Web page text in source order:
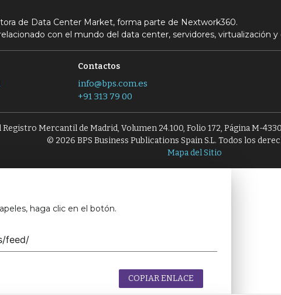
de Data Center Market, forma parte de Nextwork360.
con el mundo del data center, servidores, virtualización
Contactos
info@bps.com.es
+91 313 79 00
Registro Mercantil de Madrid, Volumen 24.100, Folio 172, Página M-
© 2026 BPS Business Publications Spain S.L. Todos los
Mapa del Sitio
haga clic en el botón.
COPIAR ENLACE